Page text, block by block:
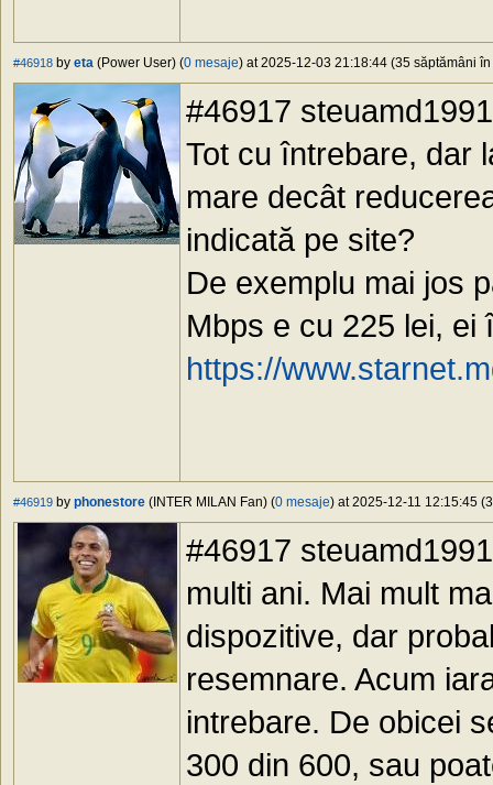
#46918 by eta (Power User) (0 mesaje) at 2025-12-03 21:18:44 (35 săptămâni în
#46917
Tot cu întrebare, dar
mare decât
indicată pe site?
De exemplu mai jos
Mbps e cu 225 lei, ei
https://
#46919 by phonestore (INTER MILAN Fan) (0 mesaje) at 2025-12-11 12:15:45
#46917
multi ani. Mai mult
dispozitive, dar
resemnare. Acum
intrebare. De obicei
300 din 600, sau